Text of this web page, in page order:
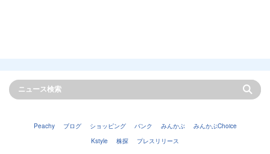
Peachy ブログ ショッピング バンク みんかぶ
みんかぶChoice
Kstyle
株探 プレスリリース